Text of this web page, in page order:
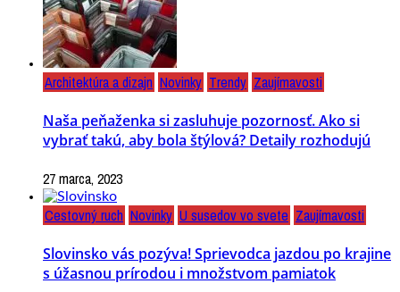
Architektúra a dizajn Novinky Trendy Zaujímavosti
Naša peňaženka si zasluhuje pozornosť. Ako si
vybrať takú, aby bola štýlová? Detaily rozhodujú
27 marca, 2023
Cestovný ruch Novinky U susedov vo svete Zaujímavosti
Slovinsko vás pozýva! Sprievodca jazdou po krajine
s úžasnou prírodou i množstvom pamiatok